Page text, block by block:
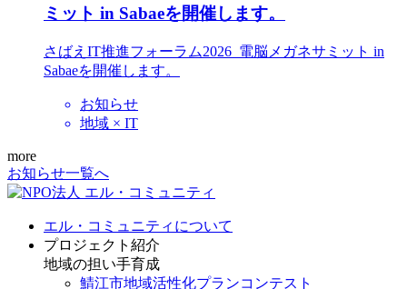
ミット in Sabaeを開催します。
さばえIT推進フォーラム2026_電脳メガネサミット in
Sabaeを開催します。
お知らせ
地域 × IT
more
お知らせ一覧へ
エル・コミュニティについて
プロジェクト紹介
地域の担い手育成
鯖江市地域活性化プランコンテスト